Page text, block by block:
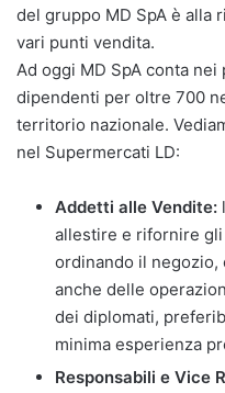
del gruppo MD SpA è alla
vari punti vendita.
Ad oggi MD SpA conta
dipendenti per oltre 700
territorio nazionale.
nel Supermercati LD:
Addetti alle Vendite:
allestire e rifornire
ordinando il negozio,
anche delle
dei diplomati,
minima esperienza
Responsabili e Vice